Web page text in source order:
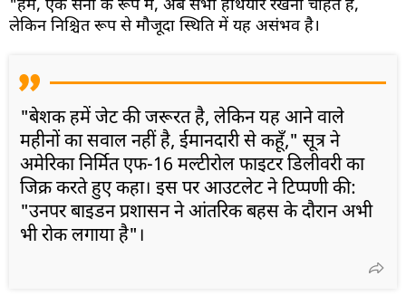
"हम, एक सेना के रूप में, अब सभी हथियार रखना चाहते हैं,
लेकिन निश्चित रूप से मौजूदा स्थिति में यह असंभव है।
"बेशक हमें जेट की जरूरत है, लेकिन यह आने वाले
महीनों का सवाल नहीं है, ईमानदारी से कहूँ," सूत्र ने
अमेरिका निर्मित एफ-16 मल्टीरोल फाइटर डिलीवरी का
जिक्र करते हुए कहा। इस पर आउटलेट ने टिप्पणी की:
"उनपर बाइडन प्रशासन ने आंतरिक बहस के दौरान अभी
भी रोक लगाया है"।